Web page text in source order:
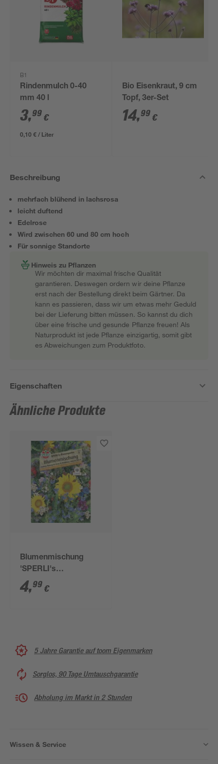
B1
Rindenmulch 0-40
mm 40 l
3,99 €
0,10 € / Liter
Bio Eisenkraut, 9 cm
Topf, 3er-Set
14,99 €
Beschreibung
mehrfach blühend in lachsrosa
leicht duftend
Edelrose
Wird zwischen 60 und 80 cm hoch
Für sonnige Standorte
Hinweis zu Pflanzen
Wir möchten dir maximal frische Qualität
garantieren. Deswegen ordern wir deine Pflanze
erst nach der Bestellung direkt beim Gärtner. Da
kann es passieren, dass wir um etwas mehr Geduld
bei der Lieferung bitten müssen. So kannst du dich
über eine frische und gesunde Pflanze freuen! Als
Naturprodukt ist jede Pflanze einzigartig, somit gibt
es Abweichungen zum Produktfoto.
Eigenschaften
Ähnliche Produkte
Blumenmischung
'SPERLI's
Bienengarten'
4,99 €
5 Jahre Garantie auf toom Eigenmarken
Sorglos, 90 Tage Umtauschgarantie
Abholung im Markt in 2 Stunden
Wissen & Service